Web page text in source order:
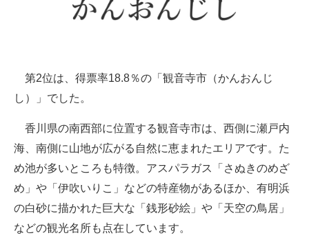
第2位は、得票率18.8％の「観音寺市（かんおんじ
し）」でした。
香川県の南西部に位置する観音寺市は、西側に瀬戸内
海、南側に山地が広がる自然に恵まれたエリアです。た
め池が多いところも特徴。アスパラガス「さぬきのめざ
め」や「伊吹いりこ」などの特産物があるほか、有明浜
の白砂に描かれた巨大な「銭形砂絵」や「天空の鳥居」
などの観光名所も点在しています。